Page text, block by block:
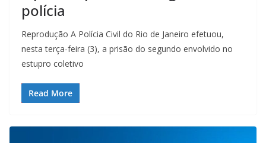
polícia
Reprodução A Polícia Civil do Rio de Janeiro efetuou,
nesta terça-feira (3), a prisão do segundo envolvido no
estupro coletivo
Read More